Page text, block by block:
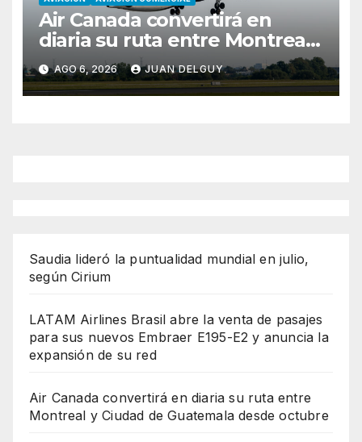
Air Canada convertirá en
diaria su ruta entre Montreal
y Ciudad de Guatemala
desde octubre
AGO 6, 2026 JUAN DELGUY
Saudia lideró la puntualidad mundial en julio,
según Cirium
LATAM Airlines Brasil abre la venta de pasajes
para sus nuevos Embraer E195-E2 y anuncia la
expansión de su red
Air Canada convertirá en diaria su ruta entre
Montreal y Ciudad de Guatemala desde octubre